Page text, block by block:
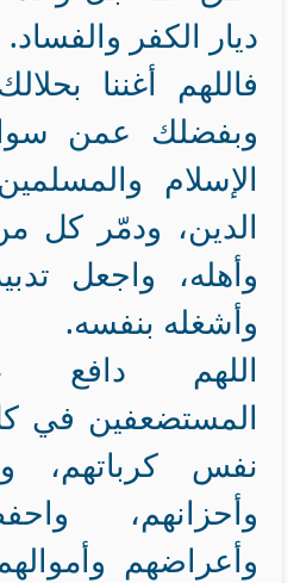
ديار الكفر والفساد.
فاللهم أغننا
وبفضلك عمن
الإسلام
الدين، ودمّر كل
وأهله، واجعل
وأشغله بنفسه.
اللهم دافع
المستضعفين في
نفس كرباتهم،
وأحزانهم،
وأعراضهم